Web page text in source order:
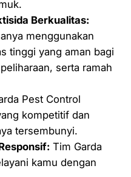
Berkualitas:
menggunakan
tinggi yang aman bagi
serta ramah
Pest Control
kompetitif dan
tersembunyi.
Tim Garda
kamu dengan